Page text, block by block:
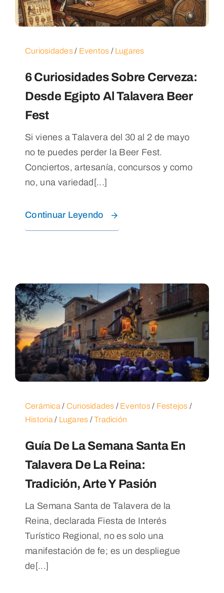
Blog
Curiosidades/ Eventos / Lugares
6 Curiosidades Sobre Cerveza:
Desde Egipto Al Talavera Beer
Fest
Si vienes a Talavera del 30 al 2 de mayo
no te puedes perder la Beer Fest.
Conciertos, artesanía, concursos y como
no, una variedad[...]
Continuar Leyendo
Cerámica / Curiosidades / Eventos/ Festejos /
Historia / Lugares /Tradición
Guía De La Semana Santa En
Talavera De La Reina:
Tradición, Arte Y Pasión
La Semana Santa de Talavera de la
Reina, declarada Fiesta de Interés
Turístico Regional, no es solo una
manifestación de fe; es un despliegue
de[...]